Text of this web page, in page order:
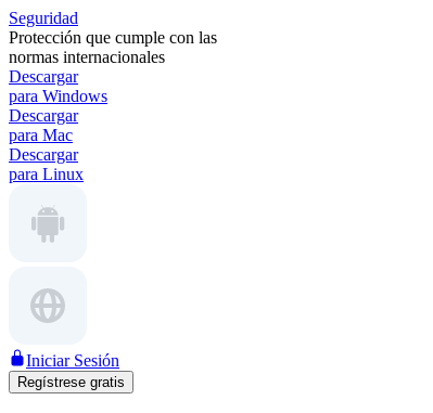
Seguridad
Protección que cumple con las
normas internacionales
Descargar
para Windows
Descargar
para Mac
Descargar
para Linux
Iniciar Sesión
Regístrese gratis